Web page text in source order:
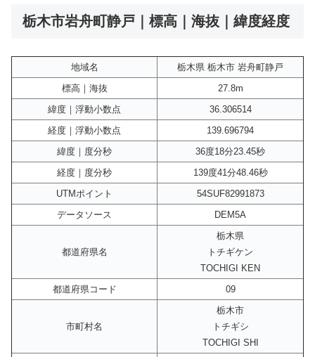
栃木市岩舟町静戸｜標高｜海抜｜緯度経度
地域名
栃木県 栃木市 岩舟町静戸
標高｜海抜
27.8m
緯度｜浮動小数点
36.306514
経度｜浮動小数点
139.696794
緯度｜度分秒
36度18分23.45秒
経度｜度分秒
139度41分48.46秒
UTMポイント
54SUF82991873
データソース
DEM5A
都道府県名
栃木県
トチギケン
TOCHIGI KEN
都道府県コード
09
市町村名
栃木市
トチギシ
TOCHIGI SHI